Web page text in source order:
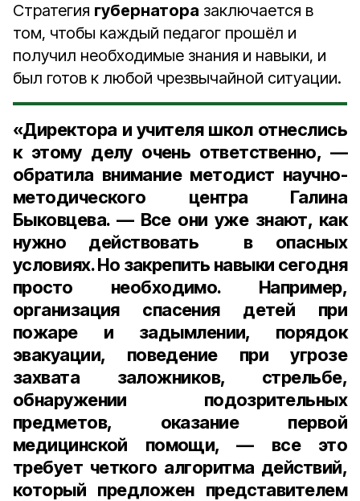
Стратегия губернатора заключается в
том, чтобы каждый педагог прошёл и
получил необходимые знания и навыки, и
был готов к любой чрезвычайной ситуации.
«Директора и учителя школ отнеслись
к этому делу очень ответственно, —
обратила внимание методист научно-
методического центра Галина
Быковцева. — Все они уже знают, как
нужно действовать в опасных
условиях. Но закрепить навыки сегодня
просто необходимо. Например,
организация спасения детей при
пожаре и задымлении, порядок
эвакуации, поведение при угрозе
захвата заложников, стрельбе,
обнаружении подозрительных
предметов, оказание первой
медицинской помощи, — все это
требует четкого алгоритма действий,
который предложен представителем